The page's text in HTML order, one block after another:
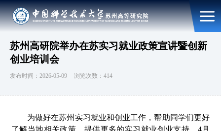
苏州高研院举办在苏实习就业政策宣讲暨创新
创业培训会
发布时间：2026-05-09 浏览次数：414